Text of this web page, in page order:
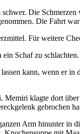
Die
Die Fahrt
Für weitere
Schaf zu
kann, wenn er
Memiri klagte dort
Arm hinunter